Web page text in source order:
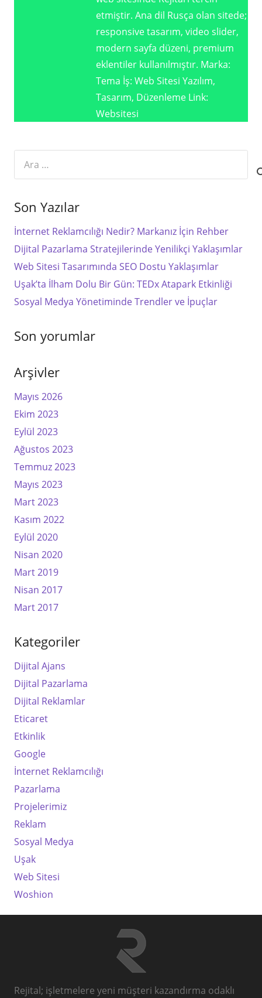
etmiştir. Ana dil Rusça olan sitede;
responsive tasarım, video slider,
modern sayfa düzeni, premium
eklentiler kullanılmıştır. Marka:
Tema İş: Web Sitesi Yazılım,
Tasarım, Düzenleme Link:
Websitesi
Son Yazılar
İnternet Reklamcılığı Nedir? Markanız İçin Rehber
Dijital Pazarlama Stratejilerinde Yenilikçi Yaklaşımlar
Web Sitesi Tasarımında SEO Dostu Yaklaşımlar
Uşak’ta İlham Dolu Bir Gün: TEDx Atapark Etkinliği
Sosyal Medya Yönetiminde Trendler ve İpuçlar
Son yorumlar
Arşivler
Mayıs 2026
Ekim 2023
Eylül 2023
Ağustos 2023
Temmuz 2023
Mayıs 2023
Mart 2023
Kasım 2022
Eylül 2020
Nisan 2020
Mart 2019
Nisan 2017
Mart 2017
Kategoriler
Dijital Ajans
Dijital Pazarlama
Dijital Reklamlar
Eticaret
Etkinlik
Google
İnternet Reklamcılığı
Pazarlama
Projelerimiz
Reklam
Sosyal Medya
Uşak
Web Sitesi
Woshion
Rejital; işletmelere yeni müşteri kazandırma odaklı